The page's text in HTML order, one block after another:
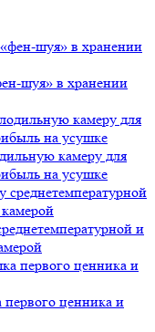
шуя» в хранении
камеру для
на усушке
и
ценника и